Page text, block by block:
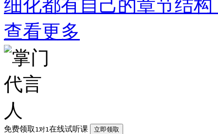
细化都有自己的章节结
查看更多
免费领取 1对1在线试听课 立即领取